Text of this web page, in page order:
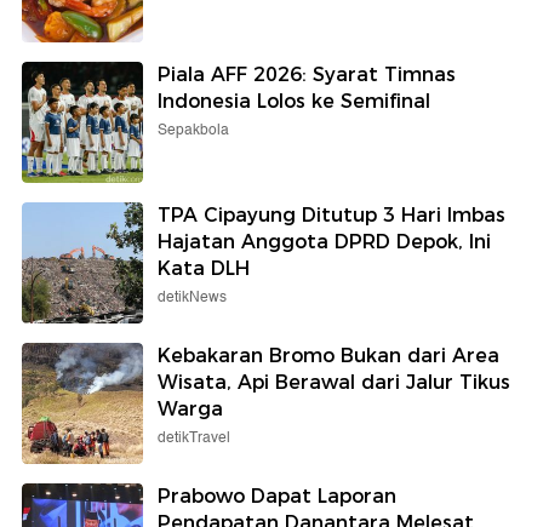
Piala AFF 2026: Syarat Timnas
Indonesia Lolos ke Semifinal
Sepakbola
TPA Cipayung Ditutup 3 Hari Imbas
Hajatan Anggota DPRD Depok, Ini
Kata DLH
detikNews
Kebakaran Bromo Bukan dari Area
Wisata, Api Berawal dari Jalur Tikus
Warga
detikTravel
Prabowo Dapat Laporan